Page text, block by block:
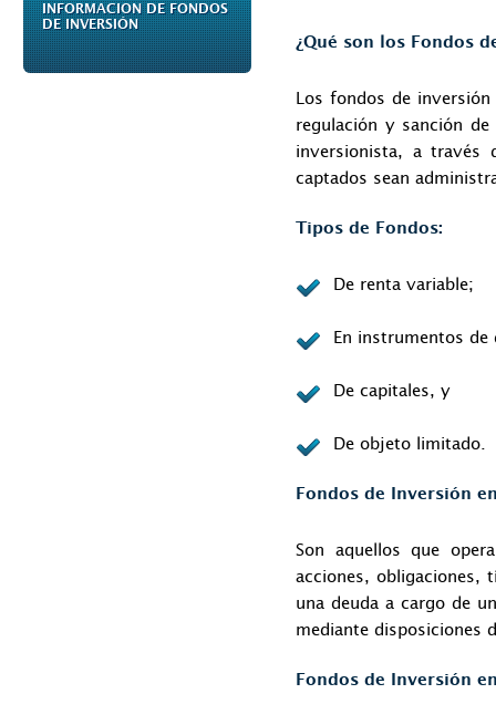
INFORMACION DE FONDOS
DE INVERSIÓN
¿Qué son los Fondos
Los fondos de
regulación y sanción
inversionista, a través
captados sean
Tipos de Fondos:
De renta variable;
En instrumentos de
De capitales, y
De objeto limitado.
Fondos de Inversión
Son aquellos que
acciones, obligaciones,
una deuda a cargo de
mediante disposiciones
Fondos de Inversión